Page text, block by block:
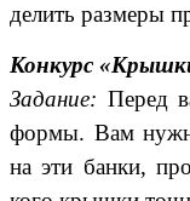
делить размеры
Конкурс
Задание: Перед
формы. Вам
на эти банки,